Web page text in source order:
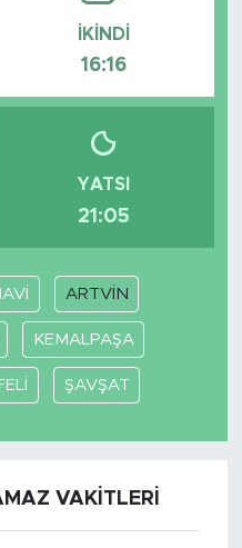
İKINDI
16:16
YATSI
21:05
ARTVİN
KEMALPAŞA
ŞAVŞAT
VAKITLERI